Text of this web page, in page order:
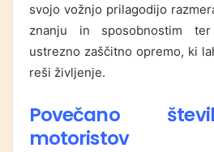
svojo vožnjo prilagodijo
znanju in sposobnostim
ustrezno zaščitno opremo, ki
reši življenje.
Povečano
motoristov